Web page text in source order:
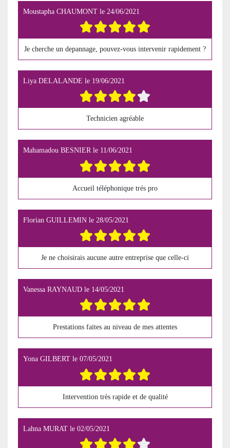
Moustapha CHAUMONT le 24/06/2021
Je cherche un depannage, pouvez-vous intervenir rapidement ?
Liya DELALANDE le 19/06/2021
Technicien agréable
Mahamadou BESNIERle 11/06/2021
Accueil téléphonique trés pro
Florian GUILLEMIN le 28/05/2021
Je ne choisirais aucune autre entreprise que celle-ci
Vanessa RAYNAUD le 14/05/2021
Prestations faites au niveau de mes attentes
Yona GILBERT le 07/05/2021
Intervention très rapide et de qualité
Lahna MURAT le 02/05/2021